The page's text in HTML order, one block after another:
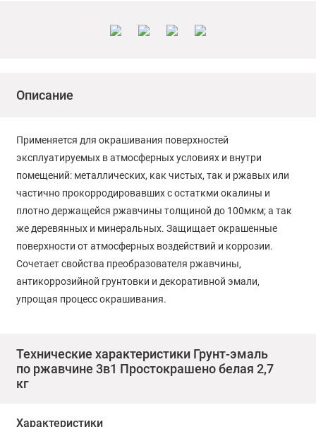
Описание
Применяется для окрашивания поверхностей
эксплуатируемых в атмосферных условиях и внутри
помещений: металлических, как чистых, так и ржавых или
частично прокорродировавших с остаткми окалины и
плотно держащейся ржавчины толщиной до 100мкм; а так
же деревянных и минеральных. Защищает окрашенные
поверхности от атмосферных воздействий и коррозии.
Сочетает свойства преобразователя ржавчины,
антикоррозийной грунтовки и декоративной эмали,
упрощая процесс окрашивания.
Технические характеристики Грунт-эмаль
по ржавчине 3в1 Простокрашено белая 2,7
кг
Характеристики